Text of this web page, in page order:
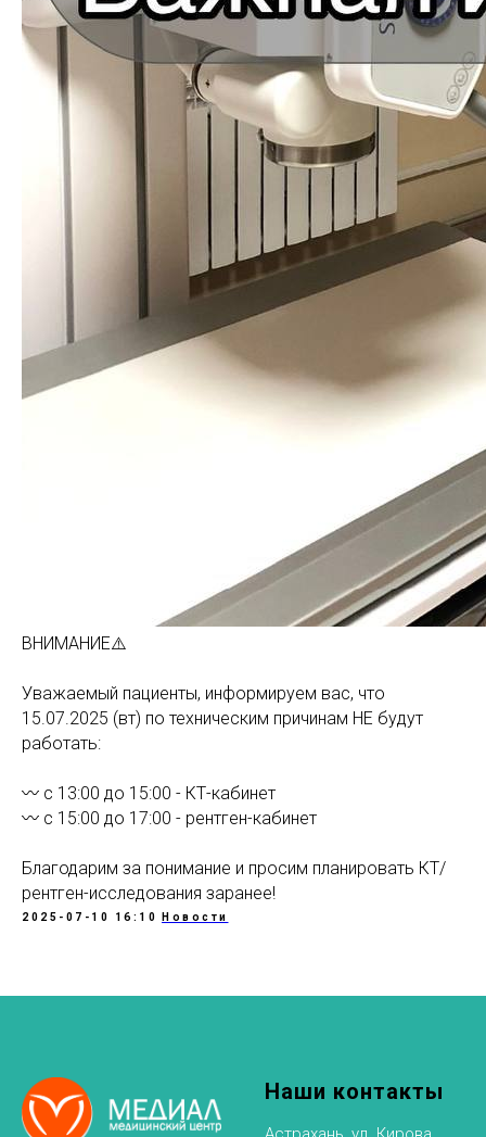
ВНИМАНИЕ⚠️
Уважаемый пациенты, информируем вас, что
15.07.2025 (вт) по техническим причинам НЕ будут
работать:
〰️ с 13:00 до 15:00 - КТ-кабинет
〰️ с 15:00 до 17:00 - рентген-кабинет
Благодарим за понимание и просим планировать КТ/
рентген-исследования заранее!
2025-07-10 16:10 Новости
Наши контакты